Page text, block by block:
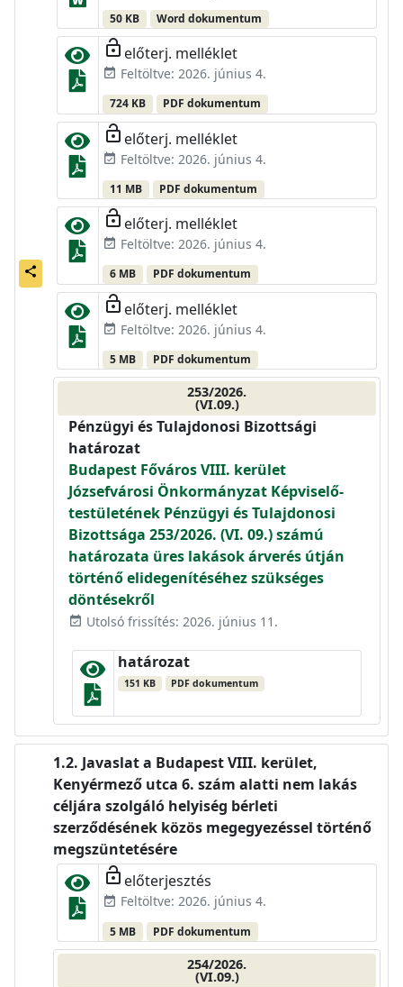
share
50 KB Word dokumentum
lock_open előterj. melléklet
event_available Feltöltve: 2026. június 4.
724 KB PDF dokumentum
lock_open előterj. melléklet
event_available Feltöltve: 2026. június 4.
11 MB PDF dokumentum
lock_open előterj. melléklet
event_available Feltöltve: 2026. június 4.
6 MB PDF dokumentum
lock_open előterj. melléklet
event_available Feltöltve: 2026. június 4.
5 MB PDF dokumentum
253/2026.
(VI.09.)
Pénzügyi és Tulajdonosi Bizottsági
határozat
Budapest Főváros VIII. kerület
Józsefvárosi Önkormányzat Képviselő-
testületének Pénzügyi és Tulajdonosi
Bizottsága 253/2026. (VI. 09.) számú
határozata üres lakások árverés útján
történő elidegenítéséhez szükséges
döntésekről
event_available Utolsó frissítés: 2026. június 11.
határozat
151 KB PDF dokumentum
Javaslat a Budapest VIII. kerület,
Kenyérmező utca 6. szám alatti nem lakás
céljára szolgáló helyiség bérleti
szerződésének közös megegyezéssel történő
megszüntetésére
lock_open előterjesztés
event_available Feltöltve: 2026. június 4.
5 MB PDF dokumentum
254/2026.
(VI.09.)